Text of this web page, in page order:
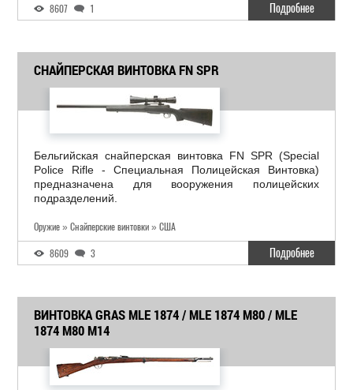
8607 1 Подробнее
СНАЙПЕРСКАЯ ВИНТОВКА FN SPR
Бельгийская снайперская винтовка FN SPR (Special
Police Rifle - Специальная Полицейская Винтовка)
предназначена для вооружения полицейских
подразделений.
Оружие » Снайперские винтовки » США
8609 3 Подробнее
ВИНТОВКА GRAS MLE 1874 / MLE 1874 M80 / MLE
1874 M80 M14